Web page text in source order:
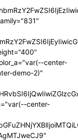
center-
demo-2)"
center-